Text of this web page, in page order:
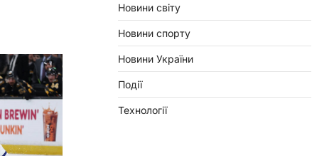
Новини світу
Новини спорту
Новини України
Події
Технології